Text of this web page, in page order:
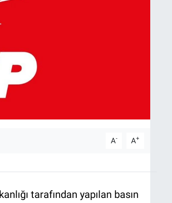
A- A+
tarafından yapılan basın